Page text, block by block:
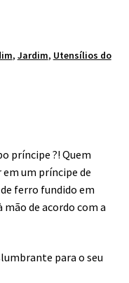
, Jardim, Utensílios do
príncipe ?! Quem
um príncipe de
ferro fundido em
de acordo com a
para o seu